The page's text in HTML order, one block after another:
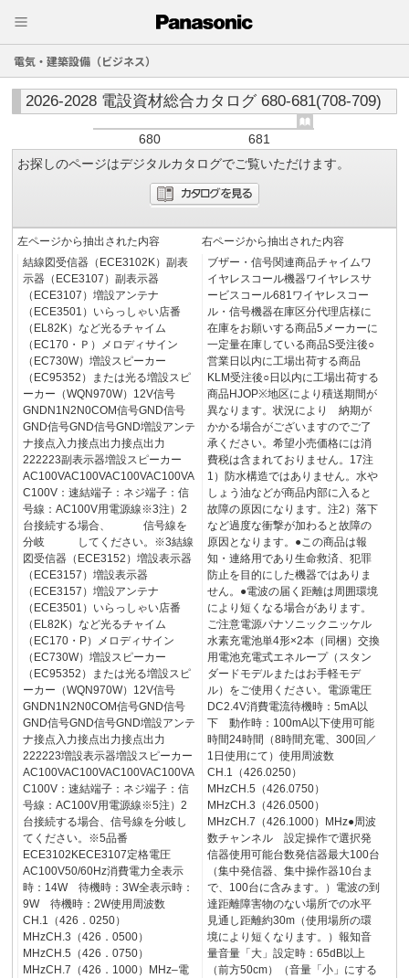
電気・建築設備（ビジネス）
2026-2028 電設資材総合カタログ 680-681(708-709)
680
681
お探しのページはデジタルカタログでご覧いただけます。
左ページから抽出された内容
結線図受信器（ECE3102K）副表
示器（ECE3107）副表示器
（ECE3107）増設アンテナ
（ECE3501）いらっしゃい店番
（EL82K）など光るチャイム
（EC170・Ｐ）メロディサイン
（EC730W）増設スピーカー
（EC95352）または光る増設スピ
ーカー（WQN970W）12V信号
GNDN1N2N0COM信号GND信号
GND信号GND信号GND増設アンテ
ナ接点入力接点出力接点出力
222223副表示器増設スピーカー
AC100VAC100VAC100VAC100VA
C100V：速結端子：ネジ端子：信
号線：AC100V用電源線※3注）2
台接続する場合、 信号線を
分岐 してください。※3結線
図受信器（ECE3152）増設表示器
（ECE3157）増設表示器
（ECE3157）増設アンテナ
（ECE3501）いらっしゃい店番
（EL82K）など光るチャイム
（EC170・P）メロディサイン
（EC730W）増設スピーカー
（EC95352）または光る増設スピ
ーカー（WQN970W）12V信号
GNDN1N2N0COM信号GND信号
GND信号GND信号GND増設アンテ
ナ接点入力接点出力接点出力
222223増設表示器増設スピーカー
AC100VAC100VAC100VAC100VA
C100V：速結端子：ネジ端子：信
号線：AC100V用電源線※5注）2
台接続する場合、信号線を分岐し
てください。※5品番
ECE3102KECE3107定格電圧
AC100V50/60Hz消費電力全表示
時：14W 待機時：3W全表示時：
9W 待機時：2W使用周波数
CH.1（426．0250）
MHzCH.3（426．0500）
MHzCH.5（426．0750）
MHzCH.7（426．1000）MHz‒電
右ページから抽出された内容
ブザー・信号関連商品チャイムワ
イヤレスコール機器ワイヤレスサ
ービスコール681ワイヤレスコー
ル・信号機器在庫区分代理店様に
在庫をお願いする商品5メーカーに
一定量在庫している商品S受注後○
営業日以内に工場出荷する商品
KLM受注後○日以内に工場出荷する
商品HJOP※地区により積送期間が
異なります。状況により 納期が
かかる場合がございますのでご了
承ください。希望小売価格には消
費税は含まれておりません。17注
1）防水構造ではありません。水や
しょう油などが商品内部に入ると
故障の原因になります。注2）落下
など過度な衝撃が加わると故障の
原因となります。●この商品は報
知・連絡用であり生命救済、犯罪
防止を目的にした機器ではありま
せん。●電波の届く距離は周囲環境
により短くなる場合があります。
ご注意電源パナソニックニッケル
水素充電池単4形×2本（同梱）交換
用電池充電式エネループ（スタン
ダードモデルまたはお手軽モデ
ル）をご使用ください。電源電圧
DC2.4V消費電流待機時：5mA以
下 動作時：100mA以下使用可能
時間24時間（8時間充電、300回／
1日使用にて）使用周波数
CH.1（426.0250）
MHzCH.5（426.0750）
MHzCH.3（426.0500）
MHzCH.7（426.1000）MHz●周波
数チャンネル 設定操作で選択発
信器使用可能台数発信器最大100台
（集中発信器、集中操作器10台ま
で、100台に含みます。）電波の到
達距離障害物のない場所での水平
見通し距離約30m（使用場所の環
境により短くなります。）報知音
量音量「大」設定時：65dB以上
（前方50cm）（音量「小」にする